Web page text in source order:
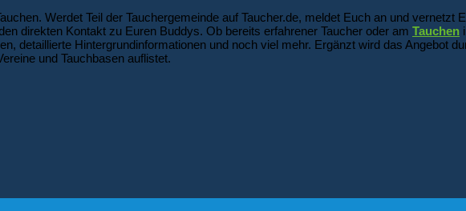
Werdet Teil der Tauchergemeinde auf Taucher.de, meldet Euch an und vernetzt
direkten Kontakt zu Euren Buddys. Ob bereits erfahrener Taucher oder am Tauchen
detaillierte Hintergrundinformationen und noch viel mehr. Ergänzt wird das Angebot
und Tauchbasen auflistet.